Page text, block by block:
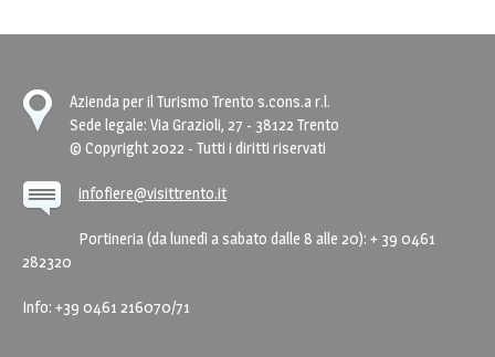
Azienda per il Turismo Trento s.cons.a r.l.
Sede legale: Via Grazioli, 27 - 38122 Trento
© Copyright 2022 - Tutti i diritti riservati
infofiere@visittrento.it
Portineria (da lunedì a sabato dalle 8 alle 20): + 39 0461
282320
Info: +39 0461 216070/71